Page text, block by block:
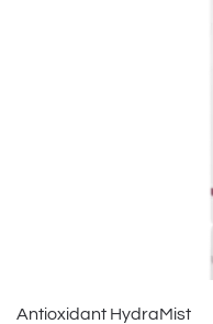
Antioxidant HydraMist